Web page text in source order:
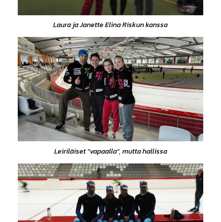
Laura ja Janette Elina Riskun kanssa
Leiriläiset "vapaalla", mutta hallissa